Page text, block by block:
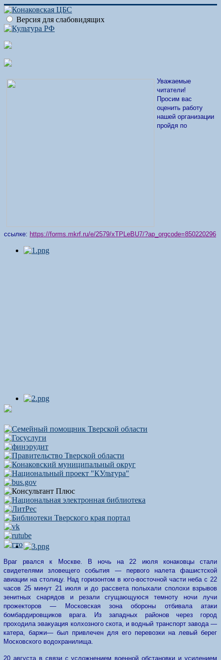
Версия для слабовидящих
Уважаемые
читатели!
Просим вас
оценить работу
нашей организации
пройдя по
ссылке: https://forms.mkrf.ru/e/2579/xTPLeBU7/?ap_orgcode=850220296
Враг рвался к Москве. В ночь на22 июля конаковцы стали
свидетелямизловещегособытия — первого налета фашистской
авиации на столицу. Над горизонтом в юго-восточной части неба с 22
часов 25 минут 21 июля и до рассвета полыхали сполохи взрывов
зенитных снарядов и резали сгущающуюся темноту ночи лучи
прожекторов — Московская зонаобороны отбивалаатаки
бомбардировщиков врага. Из западных районов через город
проходилаэвакуация колхозного скота, и водный транспорт завода —
катера, баржи— был привлечен для его перевозки на левый берег
Московского водохранилища.
20 августа в связи с усложнением военной обстановки иусилением